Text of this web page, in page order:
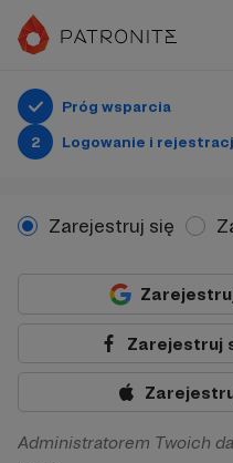
Próg wsparcia
2
Logowanie i
Zarejestruj się
Zarejestruj
Administratorem Twoich